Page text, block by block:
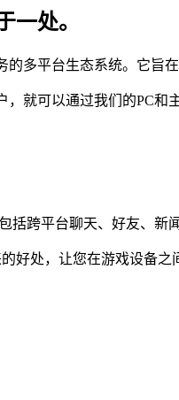
一处。
的多平台生态系统。它
就可以通过我们的PC和
括跨平台聊天、好友、新
好处，让您在游戏设备之